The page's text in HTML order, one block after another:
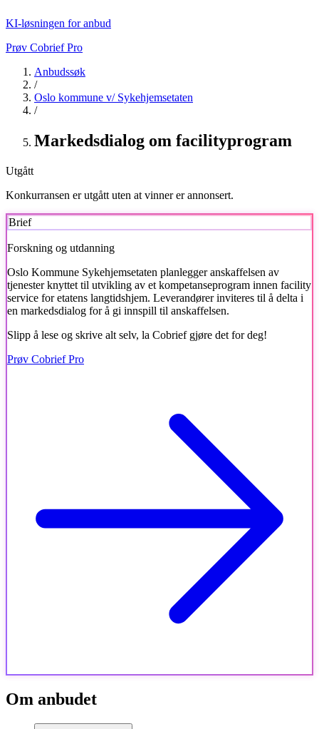
KI-løsningen for anbud
Prøv Cobrief Pro
Anbudssøk
/
Oslo kommune v/ Sykehjemsetaten
/
Markedsdialog om facilityprogram
Utgått
Konkurransen er utgått uten at vinner er annonsert.
Brief
Forskning og utdanning
Oslo Kommune Sykehjemsetaten planlegger anskaffelsen av
tjenester knyttet til utvikling av et kompetanseprogram innen facility
service for etatens langtidshjem. Leverandører inviteres til å delta i
en markedsdialog for å gi innspill til anskaffelsen.
Slipp å lese og skrive alt selv, la Cobrief gjøre det for deg!
Prøv Cobrief Pro
Om anbudet